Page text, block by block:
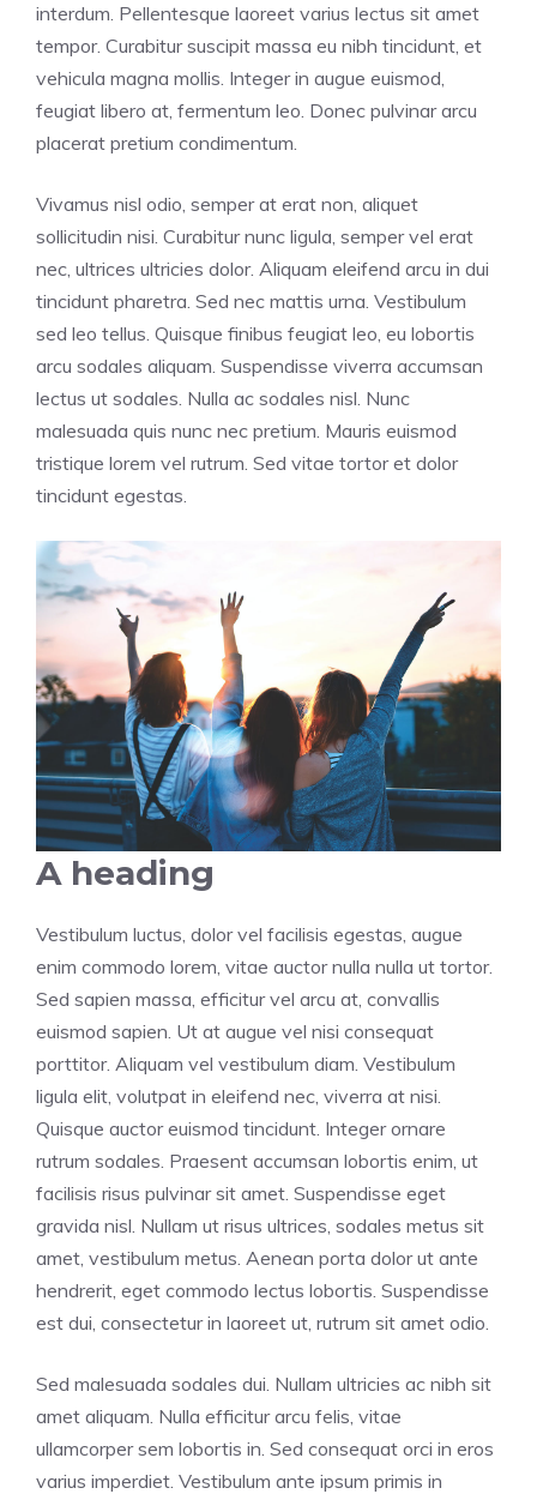
interdum. Pellentesque laoreet varius lectus sit amet
tempor. Curabitur suscipit massa eu nibh tincidunt, et
vehicula magna mollis. Integer in augue euismod,
feugiat libero at, fermentum leo. Donec pulvinar arcu
placerat pretium condimentum.
Vivamus nisl odio, semper at erat non, aliquet
sollicitudin nisi. Curabitur nunc ligula, semper vel erat
nec, ultrices ultricies dolor. Aliquam eleifend arcu in dui
tincidunt pharetra. Sed nec mattis urna. Vestibulum
sed leo tellus. Quisque finibus feugiat leo, eu lobortis
arcu sodales aliquam. Suspendisse viverra accumsan
lectus ut sodales. Nulla ac sodales nisl. Nunc
malesuada quis nunc nec pretium. Mauris euismod
tristique lorem vel rutrum. Sed vitae tortor et dolor
tincidunt egestas.
A heading
Vestibulum luctus, dolor vel facilisis egestas, augue
enim commodo lorem, vitae auctor nulla nulla ut tortor.
Sed sapien massa, efficitur vel arcu at, convallis
euismod sapien. Ut at augue vel nisi consequat
porttitor. Aliquam vel vestibulum diam. Vestibulum
ligula elit, volutpat in eleifend nec, viverra at nisi.
Quisque auctor euismod tincidunt. Integer ornare
rutrum sodales. Praesent accumsan lobortis enim, ut
facilisis risus pulvinar sit amet. Suspendisse eget
gravida nisl. Nullam ut risus ultrices, sodales metus sit
amet, vestibulum metus. Aenean porta dolor ut ante
hendrerit, eget commodo lectus lobortis. Suspendisse
est dui, consectetur in laoreet ut, rutrum sit amet odio.
Sed malesuada sodales dui. Nullam ultricies ac nibh sit
amet aliquam. Nulla efficitur arcu felis, vitae
ullamcorper sem lobortis in. Sed consequat orci in eros
varius imperdiet. Vestibulum ante ipsum primis in